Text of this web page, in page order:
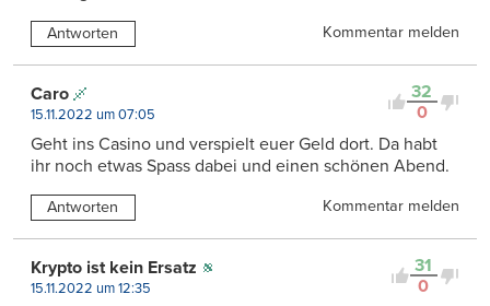
Antworten Kommentar melden
32
0
Caro
15.11.2022 um 07:05
Geht ins Casino und verspielt euer Geld dort. Da habt
ihr noch etwas Spass dabei und einen schönen Abend.
Antworten Kommentar melden
31
0
Krypto ist kein Ersatz
15.11.2022 um 12:35